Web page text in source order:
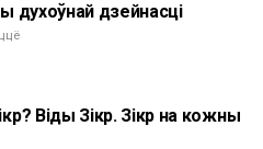
духоўнай дзейнасці
Віды Зікр. Зікр на кожны